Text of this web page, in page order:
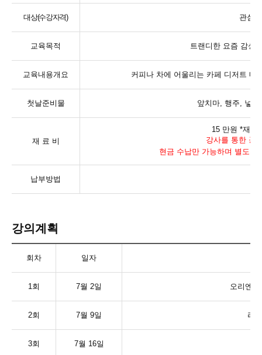
대상(수강자격) 관심
교육목적 트랜디한 요즘 감성
교육내용개요 커피나 차에 어울리는 카페 디저트 메
첫날준비물 앞치마,행주, 넣어
재 료 비
15 만원 *재료
강사를 통한 공
현금 수납만 가능하며 별도의
납부방법
강의계획
회차 일자
1회 7월 2일 오리엔테
2회 7월 9일 라
3회 7월 16일